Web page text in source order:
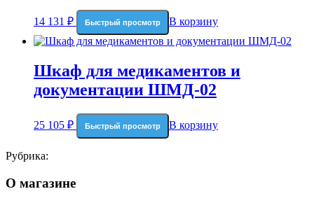
14 131 ₽ Быстрый просмотр В корзину
Шкаф для медикаментов и
документации ШМД-02
25 105 ₽ Быстрый просмотр В корзину
Рубрика:
О магазине